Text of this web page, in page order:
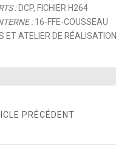
:DCP, FICHIER H264
:16-FFE-COUSSEAU
ET ATELIER DE RÉALISATION
PRÉCÉDENT